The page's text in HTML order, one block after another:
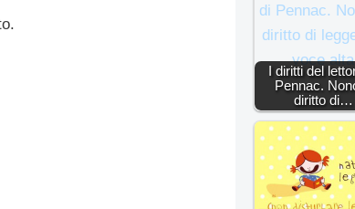
I diritti del
Pennac.
diritto di…